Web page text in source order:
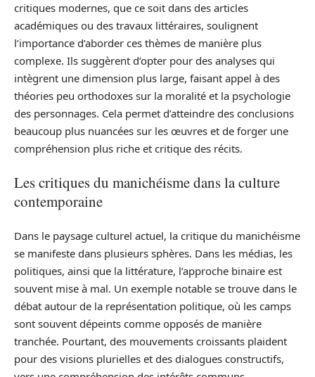
critiques modernes, que ce soit dans des articles
académiques ou des travaux littéraires, soulignent
l’importance d’aborder ces thèmes de manière plus
complexe. Ils suggèrent d’opter pour des analyses qui
intègrent une dimension plus large, faisant appel à des
théories peu orthodoxes sur la moralité et la psychologie
des personnages. Cela permet d’atteindre des conclusions
beaucoup plus nuancées sur les œuvres et de forger une
compréhension plus riche et critique des récits.
Les critiques du manichéisme dans la culture
contemporaine
Dans le paysage culturel actuel, la critique du manichéisme
se manifeste dans plusieurs sphères. Dans les médias, les
politiques, ainsi que la littérature, l’approche binaire est
souvent mise à mal. Un exemple notable se trouve dans le
débat autour de la représentation politique, où les camps
sont souvent dépeints comme opposés de manière
tranchée. Pourtant, des mouvements croissants plaident
pour des visions plurielles et des dialogues constructifs,